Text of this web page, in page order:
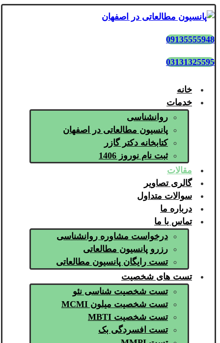
09135555948
03131325595
خانه
خدمات
روانشناسی
پانسیون مطالعاتی در اصفهان
کتابخانه دکتر گازر
ثبت نام نوروز 1406
مقالات
گالری تصاویر
سوالات متداول
درباره ما
تماس با ما
درخواست مشاوره روانشناسی
رزرو پانسیون مطالعاتی
تست رایگان پانسیون مطالعاتی
تست های شخصیت
تست شخصیت شناسی نئو
تست شخصیت میلون MCMI
تست شخصیت MBTI
تست افسردگی بک